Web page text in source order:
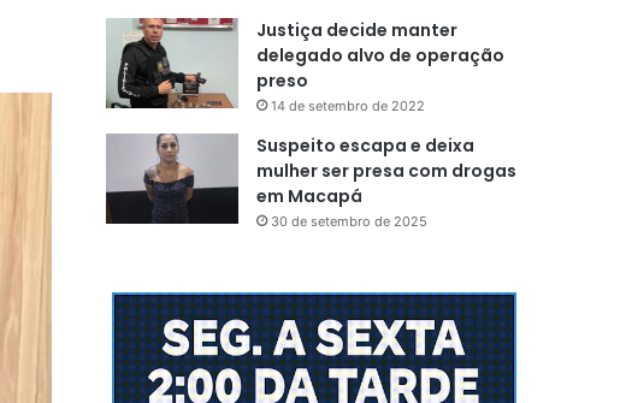
Justiça decide manter
delegado alvo de operação
preso
14 de setembro de 2022
Suspeito escapa e deixa
mulher ser presa com drogas
em Macapá
30 de setembro de 2025